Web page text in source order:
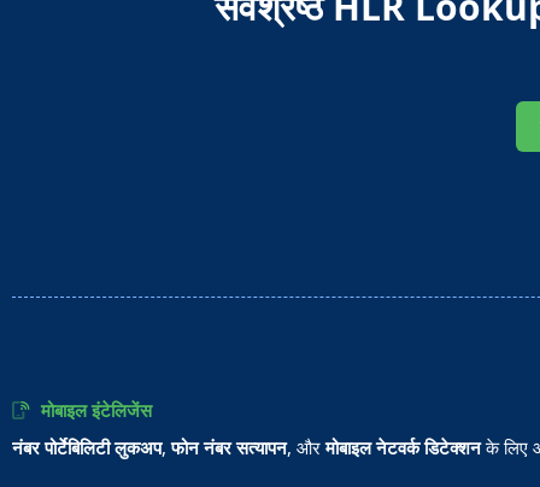
मोबाइल इंटेलिजेंस
नंबर पोर्टेबिलिटी लुकअप,फोन नंबर सत्यापन, औरमोबाइल नेटवर्क डिटेक्शनके लिए